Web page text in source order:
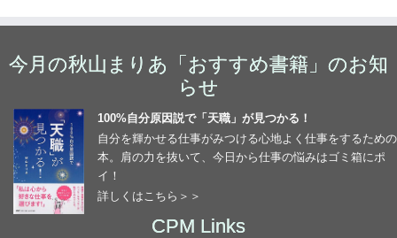
「こんな保育園に入れるなんて相当ラッキーな子供だ
よな～」と思ってたところでした。
建て替えられたばかりで、
すごく充実した設備にたくさんいる保育士さん
、周りの環境も良く通勤にも便利な立地場所で，
評判もいい保育園なんです！！
待機児童が多いのに、
ます。
（私が、色んな人や物事に対する恨みの感情や、被害
者意識をまだ手放せていないからだと思いますが）
いままで散々、(両親を含めて)人を見下している人、
人をジャッジする人に悩まされていましたが、
イメージノートなどで、自分の思考を書き出すと、
自分のジャッジの思考、人に上下をつける思考の多さ
受け始めてからは、
書いて、文字にする事で
、頭で考えているよりも、
たくさんの事に気づけるようになりました。
寝る前の15分間の心のトリップも、
今は毎日、しています。
限界を感じCPMを受講することに決めました。
すぐ答えを出してしまいたくなる気持ちをおさえ、
一つ一つじっくり読んで理解していくことにしまし
た。
すると思考は現実化するという意味の言葉が何度も繰
り返し出てきます。
知っただけではなにも変わらないことが分かってきま
に続々と合格した。
個人的に一番の変化だと思うのは
・人からの評価を気にしなくなった。
・自分の人生のコントロールをしている実感がある。
この２点です。
◆これからCPMを勉強される方へ
CPMは、地道な作業の繰り返しです。
日常にはメッセージが溢れています。
そのメッセージに気がつき、それを生かし、修正し
て、自分の望む人生を自分で創るためのメソッドで
す。
過去にトラブルが多かったと感じるひとには正直辛い
でもそれは一時的で、
フッとすぐに、自分の中に、
感情にとらわれている自分とは別に、
一歩引いて冷静に事を見ている自分がいます。
「これもただの思考なんだ。この気持ちに縛られてい
ることになんのメリットもないなー。」と、乱れた感
情を立て直すことができるようになりました。
これは、私にとってはとても大きな変化です。
今月の秋山まりあ「おすすめ書籍」のお知
らせ
100%自分原因説で「天職」が見つかる！
自分を輝かせる仕事がみつける心地よく仕事をするための
本。肩の力を抜いて、今日から仕事の悩みはゴミ箱にポ
イ！
詳しくはこちら＞＞
CPM Links